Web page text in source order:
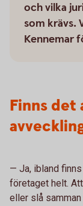
och vilka
som krävs.
Kennemar
Finns
— Ja, ibland
företaget helt.
eller slå